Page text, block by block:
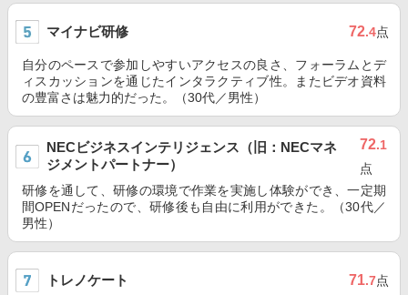
マイナビ研修 72.4点
自分のペースで参加しやすいアクセスの良さ、フォーラムとデ
ィスカッションを通じたインタラクティブ性。またビデオ資料
の豊富さは魅力的だった。（30代／男性）
NECビジネスインテリジェンス（旧：NECマネ
ジメントパートナー）
72.1
点
研修を通して、研修の環境で作業を実施し体験ができ、一定期
間OPENだったので、研修後も自由に利用ができた。（30代／
男性）
トレノケート 71.7点